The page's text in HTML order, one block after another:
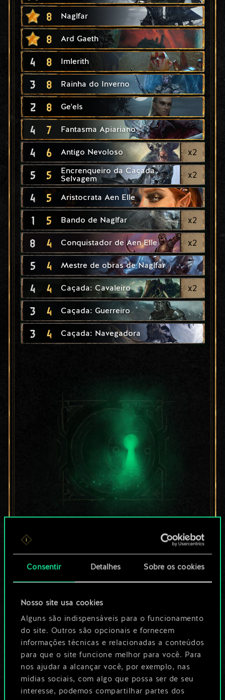
Consentir Detalhes Sobre os cookies
Nosso site usa cookies
Alguns são indispensáveis para o funcionamento
do site. Outros são opcionais e fornecem
informações técnicas e relacionadas a conteúdos
para que o site funcione melhor para você. Para
nos ajudar a alcançar você, por exemplo, nas
mídias sociais, com algo que possa ser de seu
interesse, podemos compartilhar partes dos
8 Naglfar
8 Ard Gaeth
4 8 Imlerith
3 8 Rainha do Inverno
2 8 Ge'els
4 7 Fantasma Apiariano
4 6 Antigo Nevoloso x2
5 5
Encrenqueiro da Caçada
Selvagem
x2
4 5 Aristocrata Aen Elle
1 5 Bando de Naglfar x2
8 4 Conquistador de Aen Elle x2
5 4 Mestre de obras de Naglfar
4 4 Caçada: Cavaleiro x2
3 4 Caçada: Guerreiro
3 4 Caçada: Navegadora
Por enquanto, isto é
apenas um conjunto
compartilhado.
No entanto, dá para
ser muito mais!
Dê um nome para este baralho e crie
um guia